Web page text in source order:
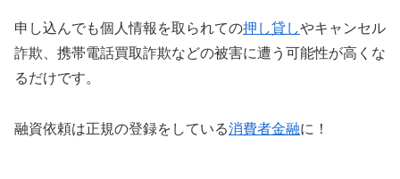
申し込んでも個人情報を取られての押し貸しやキャンセル
詐欺、携帯電話買取詐欺などの被害に遭う可能性が高くな
るだけです。
融資依頼は正規の登録をしている消費者金融に！